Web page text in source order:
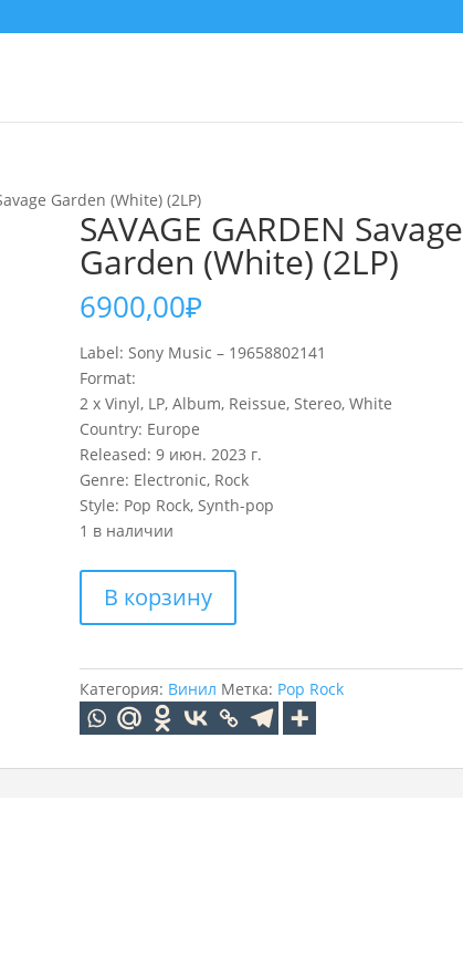
Garden (White) (2LP)
SAVAGE GARDEN Savage
Garden (White) (2LP)
6900,00₽
Label: Sony Music – 19658802141
Format:
2 x Vinyl, LP, Album, Reissue, Stereo, White
Country: Europe
Released: 9 июн. 2023 г.
Genre: Electronic, Rock
Style: Pop Rock, Synth-pop
1 в наличии
товара
SAVAGE
Savage
Garden
(White)
В корзину
Категория: Винил Метка: Pop Rock